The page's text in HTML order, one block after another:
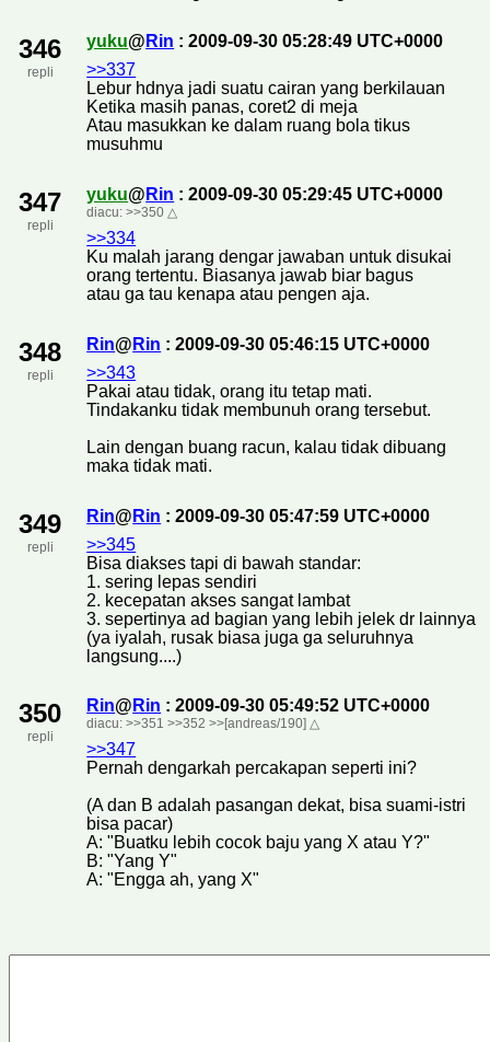
346
repli
yuku@ Rin : 2009-09-30 05:28:49 UTC+0000
>>337
Lebur hdnya jadi suatu cairan yang berkilauan
Ketika masih panas, coret2 di meja
Atau masukkan ke dalam ruang bola tikus
musuhmu
347
repli
yuku@ Rin : 2009-09-30 05:29:45 UTC+0000
diacu:>>350 △
>>334
Ku malah jarang dengar jawaban untuk disukai
orang tertentu. Biasanya jawab biar bagus
atau ga tau kenapa atau pengen aja.
348
repli
Rin@ Rin : 2009-09-30 05:46:15 UTC+0000
>>343
Pakai atau tidak, orang itu tetap mati.
Tindakanku tidak membunuh orang tersebut.
Lain dengan buang racun, kalau tidak dibuang
maka tidak mati.
349
repli
Rin@ Rin : 2009-09-30 05:47:59 UTC+0000
>>345
Bisa diakses tapi di bawah standar:
1. sering lepas sendiri
2. kecepatan akses sangat lambat
3. sepertinya ad bagian yang lebih jelek dr lainnya
(ya iyalah, rusak biasa juga ga seluruhnya
langsung....)
350
repli
Rin@ Rin : 2009-09-30 05:49:52 UTC+0000
diacu:>>351 >>352 >>[andreas/190] △
>>347
Pernah dengarkah percakapan seperti ini?
(A dan B adalah pasangan dekat, bisa suami-istri
bisa pacar)
A: "Buatku lebih cocok baju yang X atau Y?"
B: "Yang Y"
A: "Engga ah, yang X"